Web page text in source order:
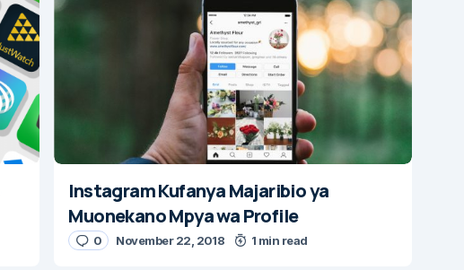
Instagram Kufanya Majaribio ya
Muonekano Mpya wa Profile
0 November 22, 2018 1 min read